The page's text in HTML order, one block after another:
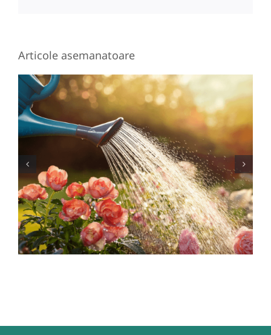
Articole asemanatoare
Ce rămâne din tine după ce
ați fost împreună: despărțirea
prin lentila IFS (Sisteme
Familiale Interne)